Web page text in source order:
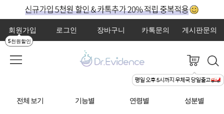
회원가입
5천원할인
로그인 장바구니 카톡문의 게시판문의
전체 보기 기능별 연령별 성분별